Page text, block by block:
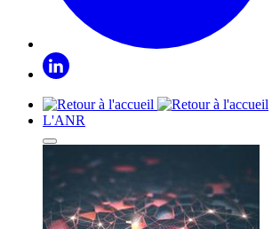
L'ANR